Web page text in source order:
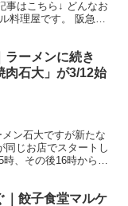
事はこちら↓ どんなお
料理屋です。 阪急塚
ラーメンに続き
肉石大」が3/12始
ン石大ですが新たな
同じお店でスタートし
、その後16時から焼
｜餃子食堂マルケ